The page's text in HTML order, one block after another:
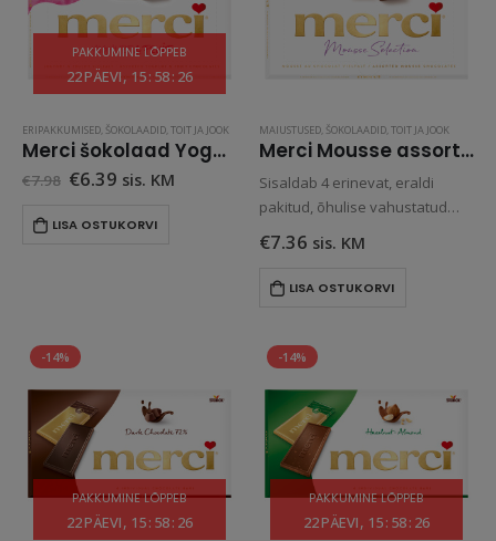
PAKKUMINE LÕPPEB
22PÄEVI 15: 58: 26
ERIPAKKUMISED, ŠOKOLAADID,TOIT JA JOOK
Merci šokolaad Yoghurt/Fruit 250 g
€7.98 Algne
€7.98.
€6.39Praegune
€6.39.
sis. KM
LISA OSTUKORVI
MAIUSTUSED, ŠOKOLAADID,TOIT JA JOOK
Merci Mousse assortiišokolaad vahustatud kreemja täidisega 210g
Sisaldab 4 erinevat, eraldi
pakitud, õhulise vahustatud
täidisega šokolaadi sorti:
*Pähklikreemi *Valge
šokolaadi kreemi
€7.36 sis. KM
LISA OSTUKORVI
-14%
PAKKUMINE LÕPPEB
22PÄEVI 15: 58: 26
-14%
PAKKUMINE LÕPPEB
22PÄEVI 15: 58: 26